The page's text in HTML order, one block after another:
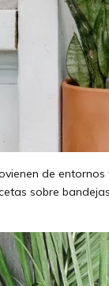
de
sobre